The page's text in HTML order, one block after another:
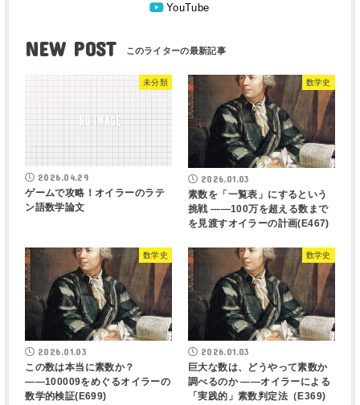
YouTube
NEW POST
未分類
2026.04.29
ゲームで攻略！オイラーのラテ
ン語数学論文
数学史
2026.01.03
素数を「一覧表」にするという
挑戦 ――100万を超える数まで
を見渡すオイラーの計画(E467)
数学史
2026.01.03
この数は本当に素数か？
――100009をめぐるオイラーの
数学的検証(E699)
数学史
2026.01.03
巨大な数は、どうやって素数か
調べるのか ――オイラーによる
「実践的」素数判定法（E369)